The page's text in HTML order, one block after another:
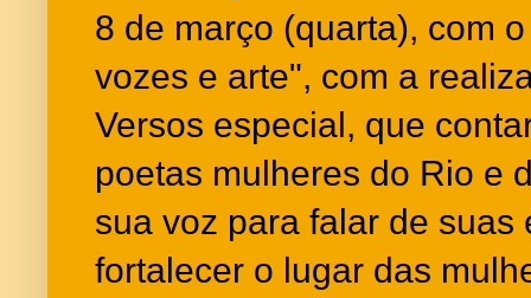
8 de março (quarta), com
vozes e arte", com a
Versos especial, que
poetas mulheres do Rio e
sua voz para falar de suas
fortalecer o lugar das